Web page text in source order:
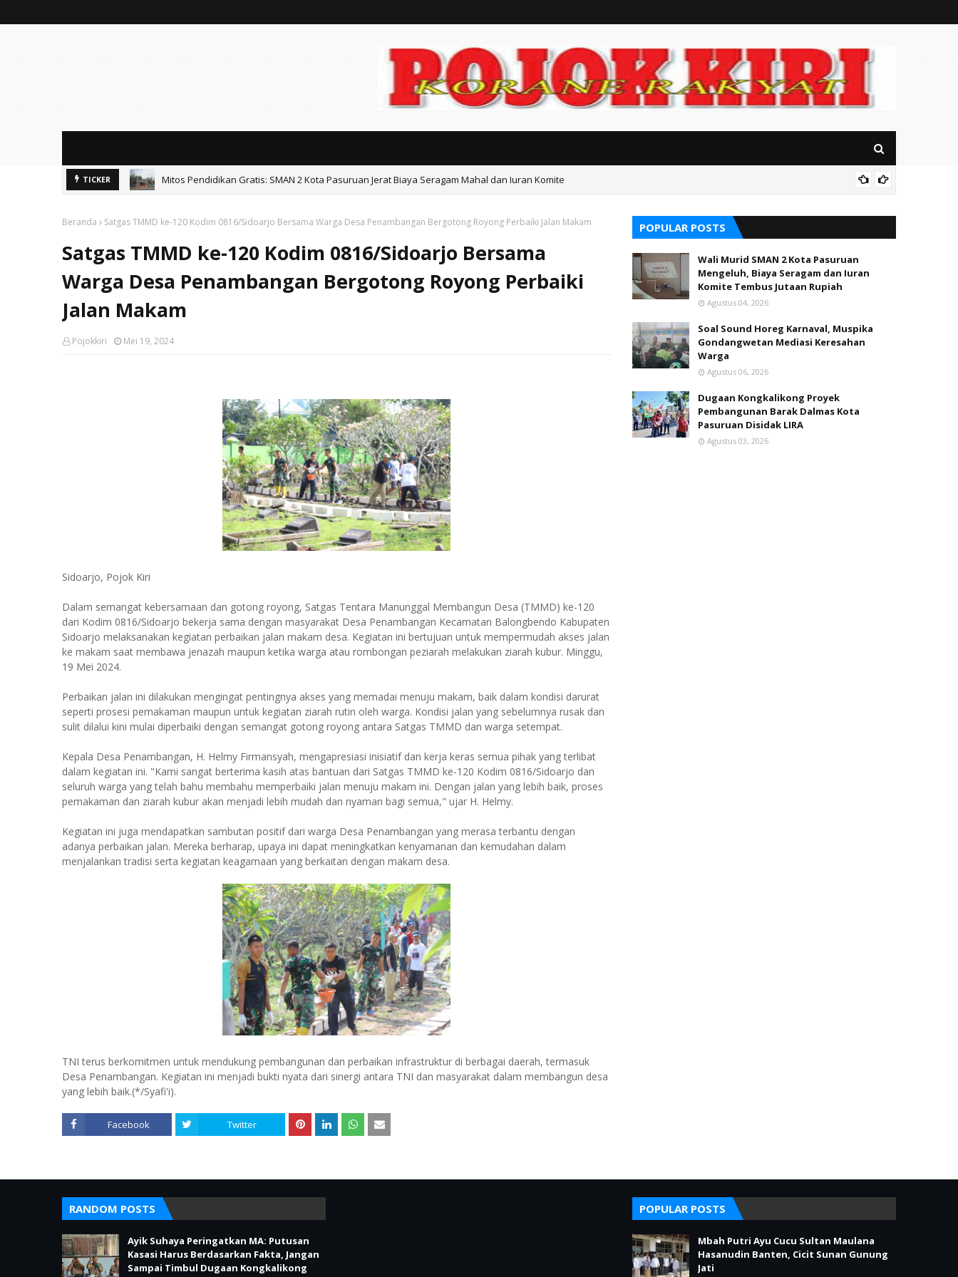
TICKER Mitos Pendidikan Gratis: SMAN 2 Kota Pasuruan Jerat Biaya Seragam Mahal dan Iuran Komite
Beranda Satgas TMMD ke-120 Kodim 0816/Sidoarjo Bersama Warga Desa Penambangan Bergotong Royong Perbaiki Jalan Makam
Satgas TMMD ke-120 Kodim 0816/Sidoarjo Bersama
Warga Desa Penambangan Bergotong Royong Perbaiki
Jalan Makam
Pojokkiri Mei 19, 2024
Sidoarjo, Pojok Kiri
Dalam semangat kebersamaan dan gotong royong, Satgas Tentara Manunggal Membangun Desa (TMMD) ke-120
dari Kodim 0816/Sidoarjo bekerja sama dengan masyarakat Desa Penambangan Kecamatan Balongbendo Kabupaten
Sidoarjo melaksanakan kegiatan perbaikan jalan makam desa. Kegiatan ini bertujuan untuk mempermudah akses jalan
ke makam saat membawa jenazah maupun ketika warga atau rombongan peziarah melakukan ziarah kubur. Minggu,
19 Mei 2024.
Perbaikan jalan ini dilakukan mengingat pentingnya akses yang memadai menuju makam, baik dalam kondisi darurat
seperti prosesi pemakaman maupun untuk kegiatan ziarah rutin oleh warga. Kondisi jalan yang sebelumnya rusak dan
sulit dilalui kini mulai diperbaiki dengan semangat gotong royong antara Satgas TMMD dan warga setempat.
Kepala Desa Penambangan, H. Helmy Firmansyah, mengapresiasi inisiatif dan kerja keras semua pihak yang terlibat
dalam kegiatan ini. "Kami sangat berterima kasih atas bantuan dari Satgas TMMD ke-120 Kodim 0816/Sidoarjo dan
seluruh warga yang telah bahu membahu memperbaiki jalan menuju makam ini. Dengan jalan yang lebih baik, proses
pemakaman dan ziarah kubur akan menjadi lebih mudah dan nyaman bagi semua," ujar H. Helmy.
Kegiatan ini juga mendapatkan sambutan positif dari warga Desa Penambangan yang merasa terbantu dengan
adanya perbaikan jalan. Mereka berharap, upaya ini dapat meningkatkan kenyamanan dan kemudahan dalam
menjalankan tradisi serta kegiatan keagamaan yang berkaitan dengan makam desa.
TNI terus berkomitmen untuk mendukung pembangunan dan perbaikan infrastruktur di berbagai daerah, termasuk
Desa Penambangan. Kegiatan ini menjadi bukti nyata dari sinergi antara TNI dan masyarakat dalam membangun desa
yang lebih baik.(*/Syafi'i).
Facebook Twitter
POPULAR POSTS
Wali Murid SMAN 2 Kota Pasuruan
Mengeluh, Biaya Seragam dan Iuran
Komite Tembus Jutaan Rupiah
Agustus 04, 2026
Soal Sound Horeg Karnaval, Muspika
Gondangwetan Mediasi Keresahan
Warga
Agustus 06, 2026
Dugaan Kongkalikong Proyek
Pembangunan Barak Dalmas Kota
Pasuruan Disidak LIRA
Agustus 03, 2026
RANDOM POSTS
Ayik Suhaya Peringatkan MA: Putusan
Kasasi Harus Berdasarkan Fakta, Jangan
Sampai Timbul Dugaan Kongkalikong
POPULAR POSTS
Mbah Putri Ayu Cucu Sultan Maulana
Hasanudin Banten, Cicit Sunan Gunung
Jati